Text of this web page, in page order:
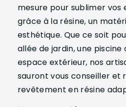
mesure pour sublimer vos
grâce à la résine, un
esthétique. Que ce soit
allée de jardin, une
espace extérieur, nos
sauront vous conseiller et
revêtement en résine